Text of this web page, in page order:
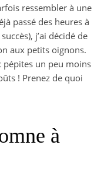
ressembler à une
passé des heures à
j’ai décidé de
aux petits oignons.
pépites un peu moins
! Prenez de quoi
à